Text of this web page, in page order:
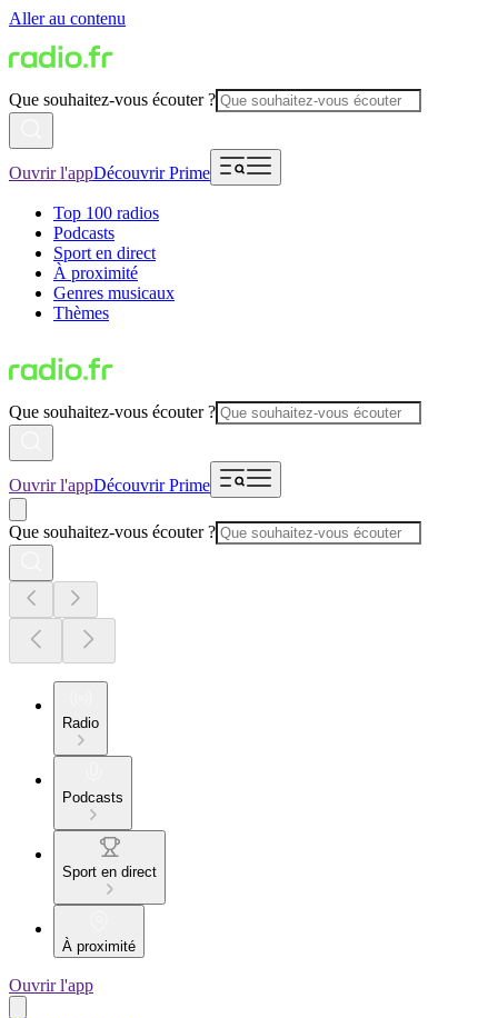
Aller au contenu
Que souhaitez-vous écouter ?
Ouvrir l'appDécouvrir Prime
Top 100 radios
Podcasts
Sport en direct
À proximité
Genres musicaux
Thèmes
Que souhaitez-vous écouter ?
Ouvrir l'appDécouvrir Prime
Que souhaitez-vous écouter ?
Radio
Podcasts
Sport en direct
À proximité
Ouvrir l'app